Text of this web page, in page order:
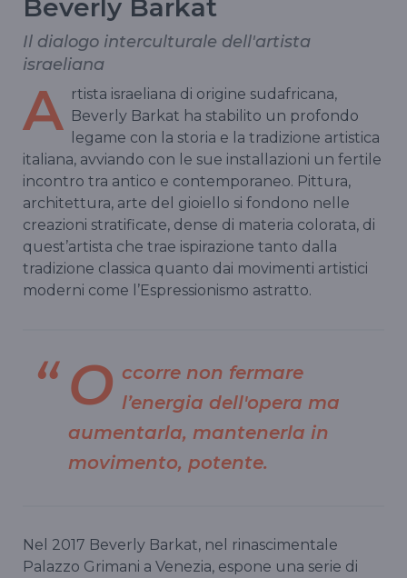
Beverly Barkat
Il dialogo interculturale dell'artista
israeliana
A rtista israeliana di origine sudafricana,
Beverly Barkat ha stabilito un profondo
legame con la storia e la tradizione artistica
italiana, avviando con le sue installazioni un fertile
incontro tra antico e contemporaneo. Pittura,
architettura, arte del gioiello si fondono nelle
creazioni stratificate, dense di materia colorata, di
quest’artista che trae ispirazione tanto dalla
tradizione classica quanto dai movimenti artistici
moderni come l’Espressionismo astratto.
O ccorre non fermare
l’energia dell'opera ma
aumentarla, mantenerla in
movimento, potente.
Nel 2017 Beverly Barkat, nel rinascimentale
Palazzo Grimani a Venezia, espone una serie di